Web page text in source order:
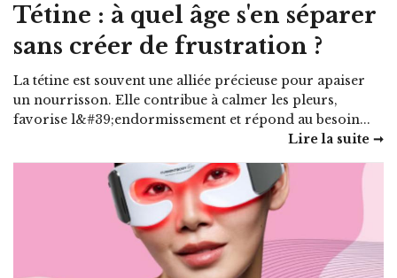
Tétine : à quel âge s'en séparer
sans créer de frustration ?
La tétine est souvent une alliée précieuse pour apaiser
un nourrisson. Elle contribue à calmer les pleurs,
favorise l&#39;endormissement et répond au besoin...
Lire la suite ➞